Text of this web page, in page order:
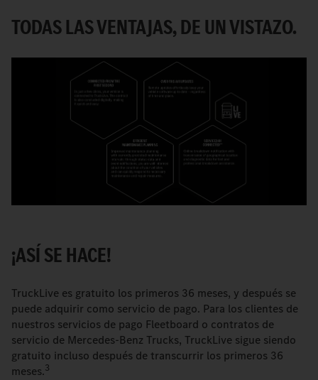
TODAS LAS VENTAJAS, DE UN VISTAZO.
¡ASÍ SE HACE!
TruckLive es gratuito los primeros 36 meses, y después se
puede adquirir como servicio de pago. Para los clientes de
nuestros servicios de pago Fleetboard o contratos de
servicio de Mercedes-Benz Trucks, TruckLive sigue siendo
gratuito incluso después de transcurrir los primeros 36
meses.3